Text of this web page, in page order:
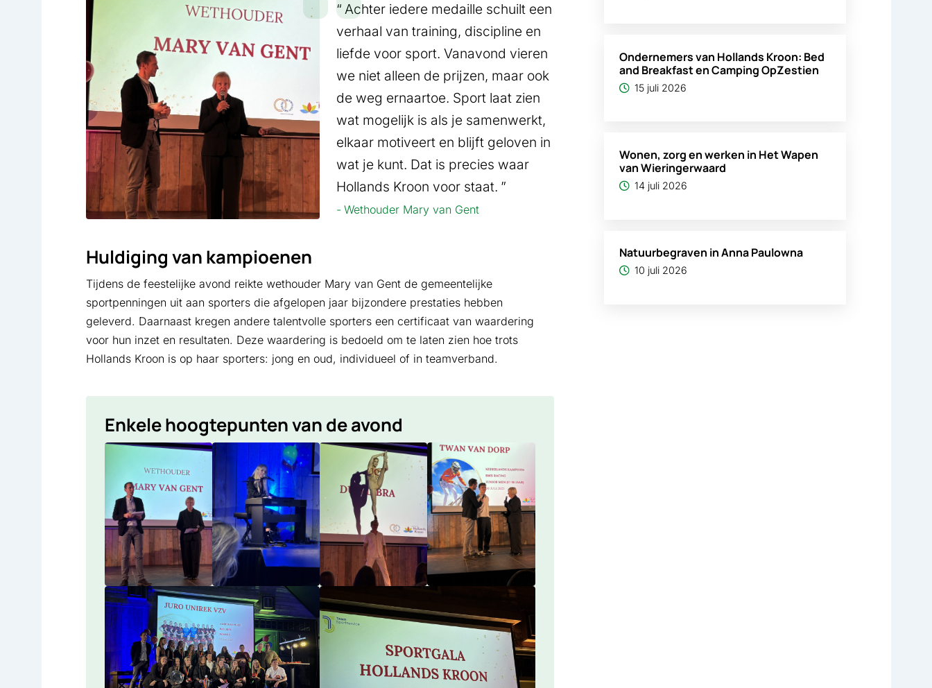
Achter iedere medaille schuilt een
verhaal van training, discipline en
liefde voor sport. Vanavond vieren
we niet alleen de prijzen, maar ook
de weg ernaartoe. Sport laat zien
wat mogelijk is als je samenwerkt,
elkaar motiveert en blijft geloven in
wat je kunt. Dat is precies waar
Hollands Kroon voor staat.
Wethouder Mary van Gent
Huldiging van kampioenen
Tijdens de feestelijke avond reikte wethouder Mary van Gent de gemeentelijke
sportpenningen uit aan sporters die afgelopen jaar bijzondere prestaties hebben
geleverd. Daarnaast kregen andere talentvolle sporters een certificaat van waardering
voor hun inzet en resultaten. Deze waardering is bedoeld om te laten zien hoe trots
Hollands Kroon is op haar sporters: jong en oud, individueel of in teamverband.
Enkele hoogtepunten van de avond
Ondernemers van Hollands Kroon: Bed
and Breakfast en Camping OpZestien
15 juli 2026
Wonen, zorg en werken in Het Wapen
van Wieringerwaard
14 juli 2026
Natuurbegraven in Anna Paulowna
10 juli 2026